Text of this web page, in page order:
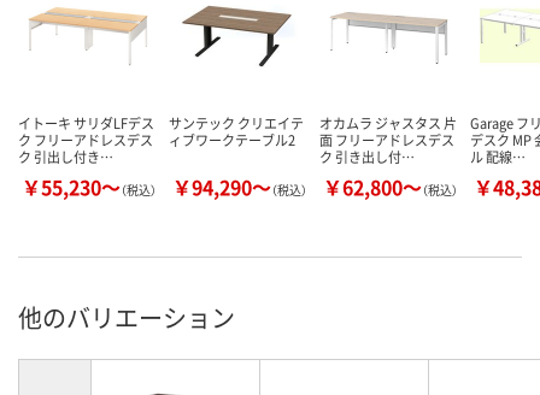
イトーキ サリダLFデス
ク フリーアドレスデス
ク 引出し付き…
￥55,230～（税込）
サンテック クリエイテ
ィブワークテーブル2
￥94,290～（税込）
オカムラ ジャスタス 片
面 フリーアドレスデス
ク 引き出し付…
￥62,800～（税込）
Garage フ
デスク MP
ル 配線…
￥
他のバリエーション